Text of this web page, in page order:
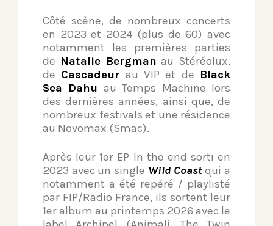
Côté scène, de nombreux concerts
en 2023 et 2024 (plus de 60) avec
notamment les premières parties
de Natalie Bergman au Stéréolux,
de Cascadeur au VIP et de Black
Sea Dahu au Temps Machine lors
des dernières années, ainsi que, de
nombreux festivals et une résidence
au Novomax (Smac).
Après leur 1er EP In the end sorti en
2023 avec un single Wild Coastqui a
notamment a été repéré / playlisté
par FIP/Radio France, ils sortent leur
1er album au printemps 2026 avec le